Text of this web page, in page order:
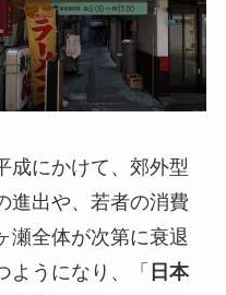
成にかけて、郊外型
進出や、若者の消費
瀬全体が次第に衰退
ようになり、「 日本